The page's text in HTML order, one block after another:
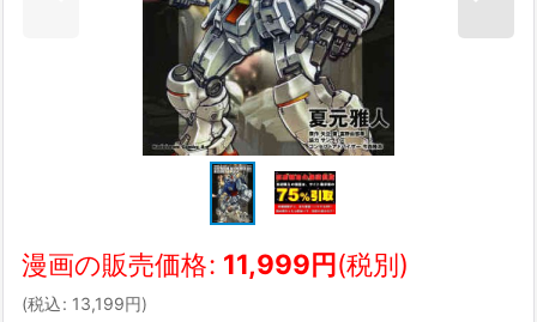
漫画の販売価格: 11,999円(税別)
(税込: 13,199円)